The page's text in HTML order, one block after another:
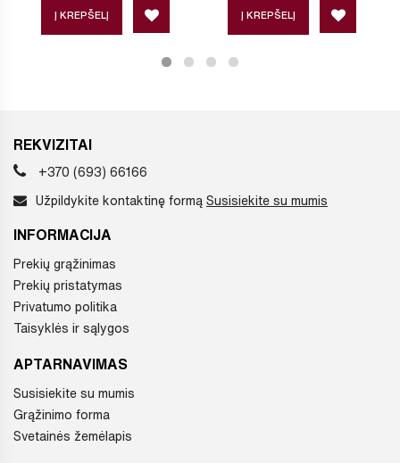
Į KREPŠELĮ Į KREPŠELĮ
REKVIZITAI
+370 (693) 66166
Užpildykite kontaktinę formą Susisiekite su mumis
INFORMACIJA
Prekių grąžinimas
Prekių pristatymas
Privatumo politika
Taisyklės ir sąlygos
APTARNAVIMAS
Susisiekite su mumis
Grąžinimo forma
Svetainės žemėlapis